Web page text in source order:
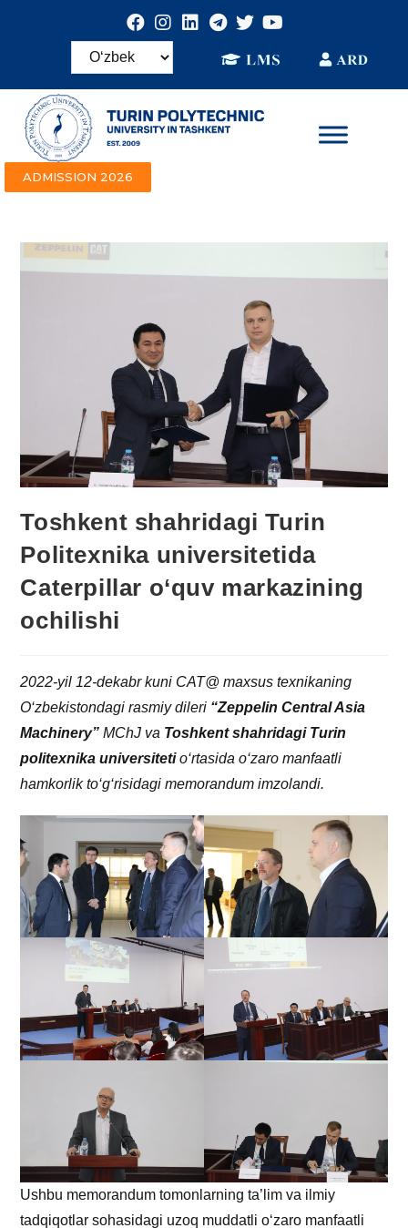
ADMISSION 2026
Toshkent shahridagi Turin
Politexnika universitetida
Caterpillar o‘quv markazining
ochilishi
2022-yil 12-dekabr kuni CAT@ maxsus texnikaning
O‘zbekistondagi rasmiy dileri “Zeppelin Central Asia
Machinery” MChJ va Toshkent shahridagi Turin
politexnika universitetio‘rtasida o‘zaro manfaatli
hamkorlik to‘g‘risidagi memorandum imzolandi.
Ushbu memorandum tomonlarning ta’lim va ilmiy
tadqiqotlar sohasidagi uzoq muddatli o‘zaro manfaatli